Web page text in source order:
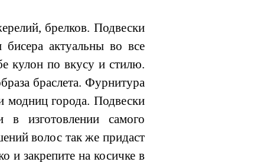
брелков. Подвески
актуальны во все
кулон по вкусу и стилю.
браслета. Фурнитура
модниц города. Подвески
изготовлении самого
волос так же придаст
и закрепите на косичке в